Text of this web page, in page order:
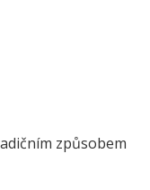
způsobem